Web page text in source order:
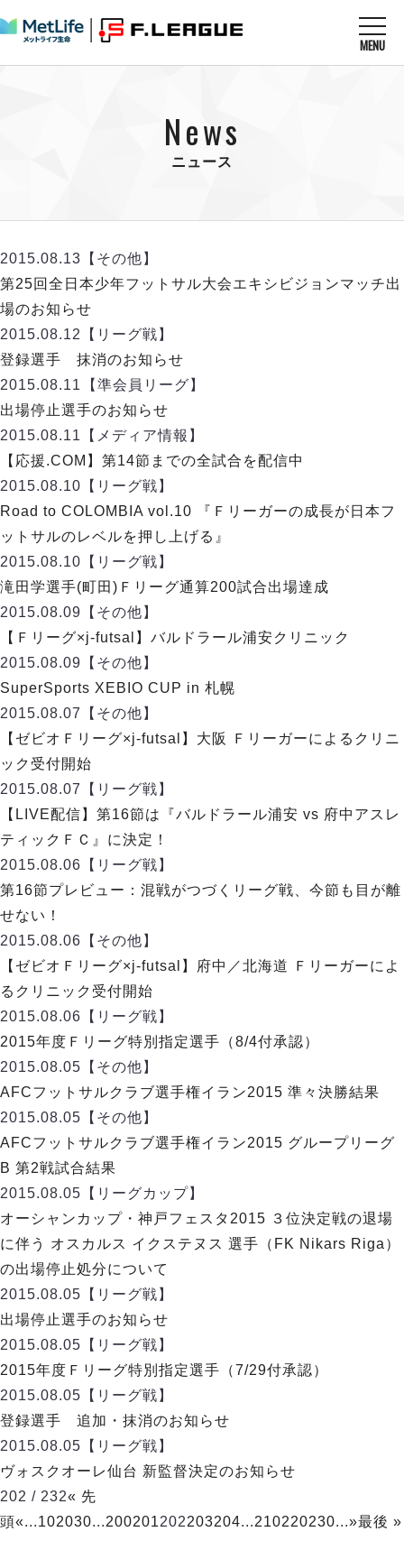
MENU
U-23選抜
クラブ
チケット
メディア情報
フットサル日本代表
その他
MATCHES
順位表
戦績表
警告・退場・出場停止選手
個人ランキング｜ゴール
個人ランキング｜シュート
個人ランキング｜シュート成功率
個人ランキング｜第2PK
メットライフ生命Ｆ２リーグ
試合日程
順位表
戦績表
警告・退場・出場停止選手
個人ランキング｜ゴール
個人ランキング｜シュート
個人ランキング｜シュート成功率
個人ランキング｜第2PK
メットライフ生命Ｆリーグカップ 2026
試合日程・結果
大会概要
アリーナ情報
チケット情報
過去の記録
メットライフ生命Ｆ１リーグ
エスポラーダ北海道
バルドラール浦安
フウガドールすみだ
しながわシティ
立川アスレティックFC
ペスカドーラ町田
湘南ベルマーレ
ボアルース長野
名古屋オーシャンズ
シュライカー大阪
ボルクバレット北九州
バサジィ大分
メットライフ生命Ｆ２リーグ
ヴォスクオーレ仙台
マルバ水戸FC
リガーレヴィア葛飾
Y．S．C．C．横浜
ヴィンセドール白山
アグレミーナ浜松
デウソン神戸
ポルセイド浜田
ミラクルスマイル新居浜
チケットを買う
アリーナ情報 ARENA
リーグ概要 ABOUT US
リーグ概要
日本フットサルリーグについて
大会概要
リーグ要項
クラブライセンス関連
アリーナ観戦マナー&ルール
過去の記録 ARCHIVE
過去の試合記録
ディビジョン1 試合記録
ディビジョン2 試合記録
Ｆリーグカップ 試合記録
リーグ統計データ
記念ゴール
ハットトリック
担当審判員
選手の通算記録（Ｆ１）
エスポラーダ北海道
バルドラール浦安
しながわシティ
立川アスレティックFC
ペスカドーラ町田
湘南ベルマーレ
ボアルース長野
名古屋オーシャンズ
シュライカー大阪
ボルクバレット北九州
バサジィ大分
選手の通算記録（Ｆ２）
ヴォスクオーレ仙台
マルバ水戸FC
リガーレヴィア葛飾
Y．S．C．C．横浜
ヴィンセドール白山
アグレミーナ浜松
デウソン神戸
ポルセイド浜田
ミラクルスマイル新居浜
プロジェクト PROJECT
ABeam AWARD
DIVISION 01
DIVISION02
FOLLOW US!
News
ニュース
2015.08.13 【その他】
第25回全日本少年フットサル大会エキシビジョンマッチ出
場のお知らせ
2015.08.12
【リーグ戦】
登録選手 抹消のお知らせ
2015.08.11
【準会員リーグ】
出場停止選手のお知らせ
2015.08.11
【メディア情報】
【応援.COM】第14節までの全試合を配信中
2015.08.10 【リーグ戦】
Road to COLOMBIA vol.10 『Ｆリーガーの成長が日本フ
ットサルのレベルを押し上げる』
2015.08.10 【リーグ戦】
滝田学選手(町田)Ｆリーグ通算200試合出場達成
2015.08.09 【その他】
【Ｆリーグ×j-futsal】バルドラール浦安クリニック
2015.08.09 【その他】
SuperSports XEBIO CUP in 札幌
2015.08.07
【その他】
【ゼビオＦリーグ×j-futsal】大阪 Ｆリーガーによるクリニ
ック受付開始
2015.08.07
【リーグ戦】
【LIVE配信】第16節は『バルドラール浦安 vs 府中アスレ
ティックＦＣ』に決定！
2015.08.06 【リーグ戦】
第16節プレビュー：混戦がつづくリーグ戦、今節も目が離
せない！
2015.08.06 【その他】
【ゼビオＦリーグ×j-futsal】府中／北海道 Ｆリーガーによ
るクリニック受付開始
2015.08.06 【リーグ戦】
2015年度Ｆリーグ特別指定選手（8/4付承認）
2015.08.05 【その他】
AFCフットサルクラブ選手権イラン2015 準々決勝結果
2015.08.05 【その他】
AFCフットサルクラブ選手権イラン2015 グループリーグ
B 第2戦試合結果
2015.08.05 【リーグカップ】
オーシャンカップ・神戸フェスタ2015 ３位決定戦の退場
に伴う オスカルス イクステヌス 選手（FK Nikars Riga）
の出場停止処分について
2015.08.05 【リーグ戦】
出場停止選手のお知らせ
2015.08.05 【リーグ戦】
2015年度Ｆリーグ特別指定選手（7/29付承認）
2015.08.05 【リーグ戦】
登録選手 追加・抹消のお知らせ
2015.08.05 【リーグ戦】
ヴォスクオーレ仙台 新監督決定のお知らせ
202 / 232« 先
頭«...102030...200201202203204...210220230...»最後 »